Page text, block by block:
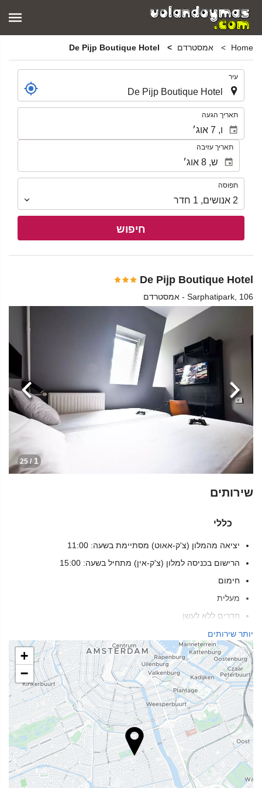
Home אמסטרדם
עיר
תאריך הגעה
תאריך עזיבה
תפוסה
תפוסה
2 אנושים,
1 חדר
חיפוש
De Pijp Boutique Hotel
Sarphatipark, 106 - אמסטרדם
1
/ 25
הקודמת הבא
שירותים
כללי
יציאה מהמלון (צ'ק-אאוט) מסתיימת בשעה: 11:00
הרישום בכניסה למלון (צ'ק-אין) מתחיל בשעה: 15:00
חימום
מעלית
חדרים ללא לעשן
ללא-עישון בכל החללים הפרטיים והציבוריים
אזור עישון
אין כניסה לחיות מחמד
שירותי קבלה
דלפק קבלה 24 שעות ביממה
אחסון מטען
כספת
דלפק נסיעות
יותר שירותים
+
−